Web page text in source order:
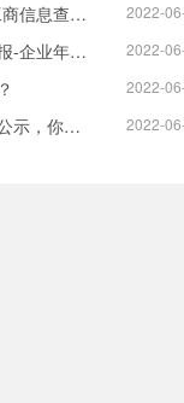
济南工商局企业信息查询-工商信息查询系统 2022-
重庆工商局企业年报网上申报-企业年检信息公示系统 2022-
2022-
有关于工商年检和企业年报公示，你了解多少？ 2022-